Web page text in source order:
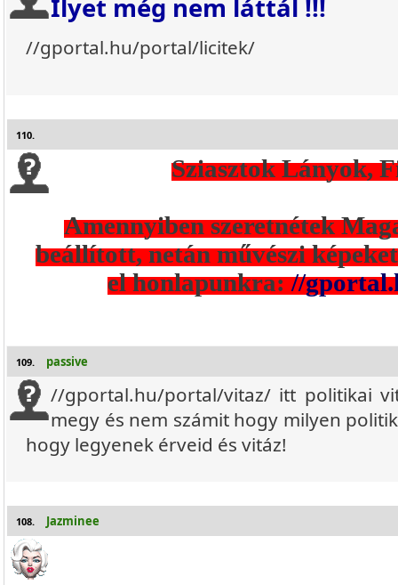
Ilyet még nem láttál !!!
//gportal.hu/portal/licitek/
110.
Sziasztok Lányok,
Amennyiben szeretnétek
beállított, netán művészi
el honlapunkra://
109. passive
//gportal.hu/portal/vitaz/ itt politikai
megy és nem számit hogy milyen
hogy legyenek érveid és vitáz!
108. Jazminee